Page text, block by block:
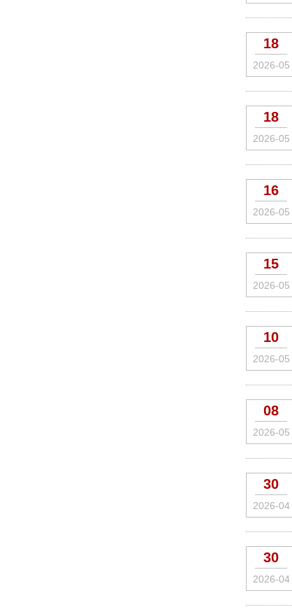
18
2026-05
18
2026-05
16
2026-05
15
2026-05
10
2026-05
08
2026-05
30
2026-04
30
2026-04